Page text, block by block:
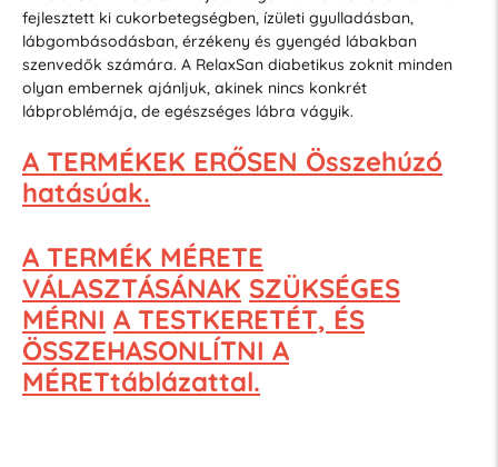
fejlesztett ki cukorbetegségben, ízületi gyulladásban,
lábgombásodásban, érzékeny és gyengéd lábakban
szenvedők számára. A RelaxSan diabetikus zoknit minden
olyan embernek ajánljuk, akinek nincs konkrét
lábproblémája, de egészséges lábra vágyik.
A TERMÉKEK ERŐSEN Összehúzó
hatásúak.
A TERMÉK MÉRETE
VÁLASZTÁSÁNAK SZÜKSÉGES
MÉRNI A TESTKERETÉT, ÉS
ÖSSZEHASONLÍTNI A
MÉRETtáblázattal.